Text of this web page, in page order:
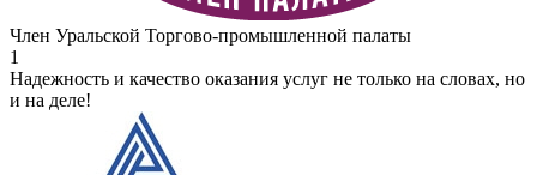
Член Уральской Торгово-промышленной палаты
1
Надежность и качество оказания услуг не только на словах, но
и на деле!